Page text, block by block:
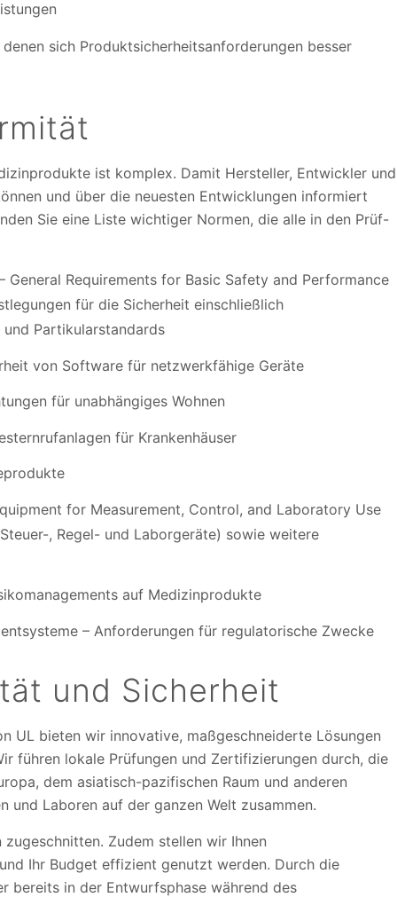
sich Produktsicherheitsanforderungen besser
ist komplex. Damit Hersteller, Entwickler und
und über die neuesten Entwicklungen informiert
Sie eine Liste wichtiger Normen, die alle in den Prüf-
Requirements for Basic Safety and Performance
für die Sicherheit einschließlich
Partikularstandards
von Software für netzwerkfähige Geräte
für unabhängiges Wohnen
für Krankenhäuser
for Measurement, Control, and Laboratory Use
, Regel- und Laborgeräte) sowie weitere
auf Medizinprodukte
– Anforderungen für regulatorische Zwecke
und Sicherheit
UL bieten wir innovative, maßgeschneiderte Lösungen
führen lokale Prüfungen und Zertifizierungen durch, die
dem asiatisch-pazifischen Raum und anderen
und Laboren auf der ganzen Welt zusammen.
Zudem stellen wir Ihnen
Ihr Budget effizient genutzt werden. Durch die
bereits in der Entwurfsphase während des